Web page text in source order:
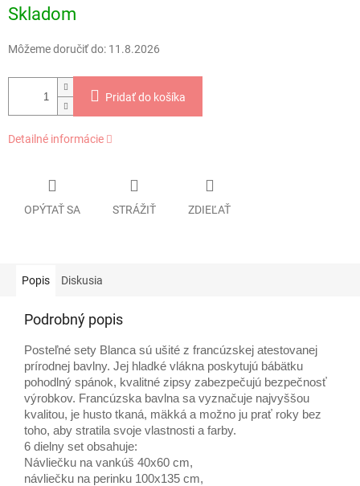
cena:
Skladom
Môžeme doručiť do: 11.8.2026
Pridať do košíka
Detailné informácie
OPÝTAŤ SA STRÁŽIŤ ZDIEĽAŤ
Popis Diskusia
Podrobný popis
Posteľné sety Blanca sú ušité z francúzskej atestovanej
prírodnej bavlny. Jej hladké vlákna poskytujú bábätku
pohodlný spánok, kvalitné zipsy zabezpečujú bezpečnosť
výrobkov. Francúzska bavlna sa vyznačuje najvyššou
kvalitou, je husto tkaná, mäkká a možno ju prať roky bez
toho, aby stratila svoje vlastnosti a farby.
6 dielny set obsahuje:
Návliečku na vankúš 40x60 cm,
návliečku na perinku 100x135 cm,